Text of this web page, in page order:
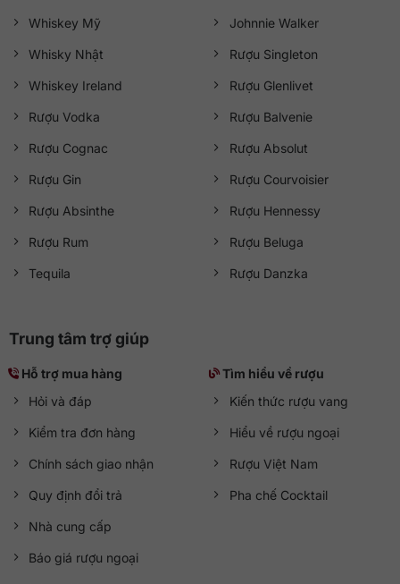
Whiskey Mỹ
Whisky Nhật
Whiskey Ireland
Rượu Vodka
Rượu Cognac
Rượu Gin
Rượu Absinthe
Rượu Rum
Tequila
Johnnie Walker
Rượu Singleton
Rượu Glenlivet
Rượu Balvenie
Rượu Absolut
Rượu Courvoisier
Rượu Hennessy
Rượu Beluga
Rượu Danzka
Trung tâm trợ giúp
Hỗ trợ mua hàng
Hỏi và đáp
Kiểm tra đơn hàng
Chính sách giao nhận
Quy định đổi trả
Nhà cung cấp
Báo giá rượu ngoại
Tìm hiểu về rượu
Kiến thức rượu vang
Hiểu về rượu ngoại
Rượu Việt Nam
Pha chế Cocktail